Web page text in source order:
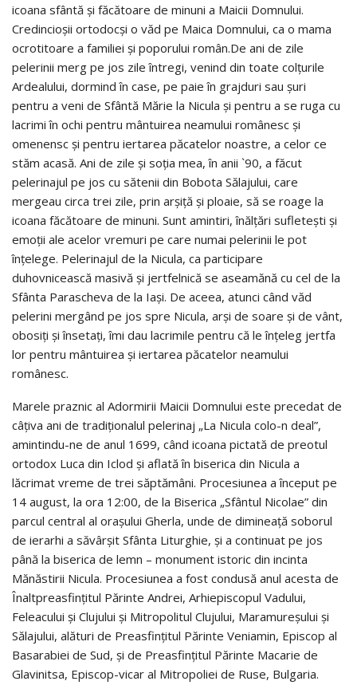
icoana sfântă și făcătoare de minuni a Maicii Domnului.
Credincioșii ortodocși o văd pe Maica Domnului, ca o mama
ocrotitoare a familiei și poporului român.De ani de zile
pelerinii merg pe jos zile întregi, venind din toate colțurile
Ardealului, dormind în case, pe paie în grajduri sau șuri
pentru a veni de Sfântă Mărie la Nicula și pentru a se ruga cu
lacrimi în ochi pentru mântuirea neamului românesc și
omenensc și pentru iertarea păcatelor noastre, a celor ce
stăm acasă. Ani de zile și soția mea, în anii `90, a făcut
pelerinajul pe jos cu sătenii din Bobota Sălajului, care
mergeau circa trei zile, prin arșiță și ploaie, să se roage la
icoana făcătoare de minuni. Sunt amintiri, înălțări sufletești și
emoții ale acelor vremuri pe care numai pelerinii le pot
înțelege. Pelerinajul de la Nicula, ca participare
duhovnicească masivă și jertfelnică se aseamănă cu cel de la
Sfânta Parascheva de la Iași. De aceea, atunci când văd
pelerini mergând pe jos spre Nicula, arși de soare și de vânt,
obosiți și însetați, îmi dau lacrimile pentru că le înțeleg jertfa
lor pentru mântuirea și iertarea păcatelor neamului
românesc.
Marele praznic al Adormirii Maicii Domnului este precedat de
câțiva ani de tradiționalul pelerinaj „La Nicula colo-n deal”,
amintindu-ne de anul 1699, când icoana pictată de preotul
ortodox Luca din Iclod și aflată în biserica din Nicula a
lăcrimat vreme de trei săptămâni. Procesiunea a început pe
14 august, la ora 12:00, de la Biserica „Sfântul Nicolae” din
parcul central al orașului Gherla, unde de dimineață soborul
de ierarhi a săvârșit Sfânta Liturghie, și a continuat pe jos
până la biserica de lemn – monument istoric din incinta
Mănăstirii Nicula. Procesiunea a fost condusă anul acesta de
Înaltpreasfințitul Părinte Andrei, Arhiepiscopul Vadului,
Feleacului și Clujului și Mitropolitul Clujului, Maramureșului și
Sălajului, alături de Preasfințitul Părinte Veniamin, Episcop al
Basarabiei de Sud, și de Preasfințitul Părinte Macarie de
Glavinitsa, Episcop-vicar al Mitropoliei de Ruse, Bulgaria.